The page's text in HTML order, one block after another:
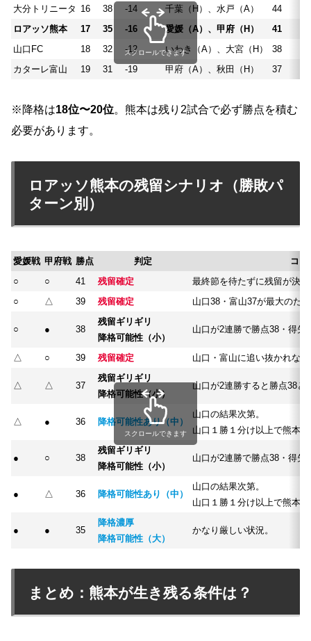
大分トリニータ 16 38 -14 千葉（H）、水戸（A）
44
ロアッソ熊本
17 35 -16 愛媛（A）、甲府（H）
41
山口FC
18 32 -12 いわき（A）、大宮（H）
38
カターレ富山
19 31 -19 甲府（A）、秋田（H） 37
スクロールできます
※降格は18位〜20位。熊本は残り2試合で必ず勝点を積む
必要があります。
ロアッソ熊本の残留シナリオ（勝敗パ
ターン別）
愛媛戦 甲府戦 勝点 判定
コメ
○
○ 41 残留確定
最終節を待たずに残留が決
○
△ 39 残留確定 山口38・富山37が最大のた
○ ● 38
残留ギリギリ
降格可能性（小）
山口が2連勝で勝点38・得失
△ ○ 39 残留確定 山口・富山に追い抜かれな
△ △ 37
残留ギリギリ
降格可能性（小）
山口が2連勝すると勝点38と
△ ● 36 降格可能性あり（中）
山口の結果次第。
山口１勝１分け以上で熊本
● ○ 38
残留ギリギリ
降格可能性（小）
山口が2連勝で勝点38・得失
● △ 36 降格可能性あり（中）
山口の結果次第。
山口１勝１分け以上で熊本
● ● 35
降格濃厚
降格可能性（大）
かなり厳しい状況。
スクロールできます
まとめ：熊本が生き残る条件は？